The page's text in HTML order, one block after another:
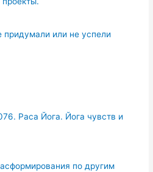
придумали или не успели
Раса Йога. Йога чувств и
по другим